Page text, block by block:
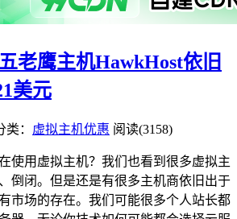
老鹰主机HawkHost依旧
美元
类： 虚拟主机优惠 阅读(3158)
使用虚拟主机？我们也看到很多虚拟主
倒闭。但是还是有很多主机商依旧出于
市场的存在。我们可能很多个人站长都